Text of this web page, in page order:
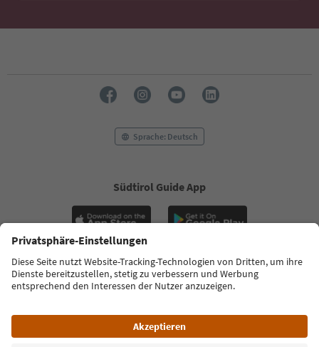
Sprache: Deutsch
Südtirol Guide App
FAQ Kontakt Presse MICE Datenschutzerklärung
Zugänglichkeitserklärung